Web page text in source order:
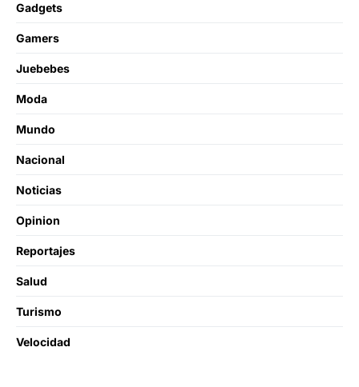
Gadgets
Gamers
Juebebes
Moda
Mundo
Nacional
Noticias
Opinion
Reportajes
Salud
Turismo
Velocidad